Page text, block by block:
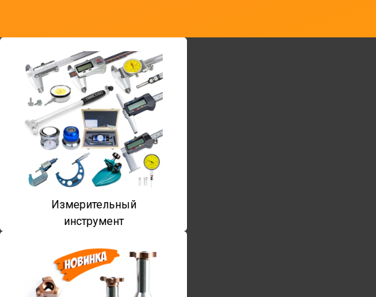
Измерительный
инструмент